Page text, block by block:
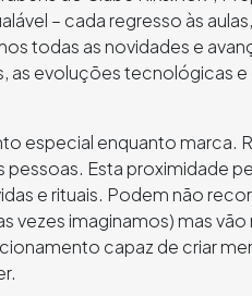
– cada regresso às
todas as novidades e
as evoluções tecnológicas
especial enquanto marca.
Esta proximidade
e rituais. Podem não
vezes imaginamos) mas
capaz de criar